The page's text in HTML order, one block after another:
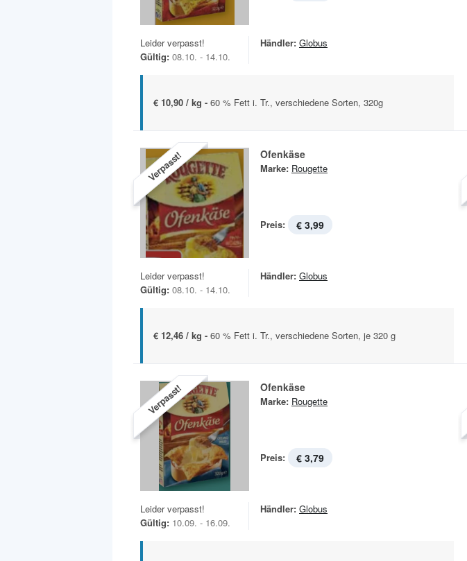
Leider verpasst!
Gültig: 08.10. - 14.10.
Händler: Globus
€ 10,90 / kg - 60 % Fett i. Tr., verschiedene Sorten, 320g
Verpasst! Ofenkäse
Marke: Rougette
Preis: € 3,99
Leider verpasst!
Gültig: 08.10. - 14.10.
Händler: Globus
€ 12,46 / kg - 60 % Fett i. Tr., verschiedene Sorten, je 320 g
Verpasst! Ofenkäse
Marke: Rougette
Preis: € 3,79
Leider verpasst!
Gültig: 10.09. - 16.09.
Händler: Globus